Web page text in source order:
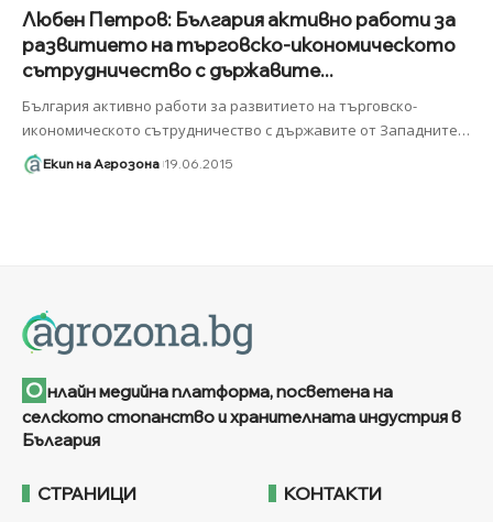
Любен Петров: България активно работи за
развитието на търговско-икономическото
сътрудничество с държавите...
България активно работи за развитието на търговско-
икономическото сътрудничество с държавите от Западните…
Екип на Агрозона 19.06.2015
О нлайн медийна платформа, посветена на
селското стопанство и хранителната индустрия в
България
СТРАНИЦИ КОНТАКТИ